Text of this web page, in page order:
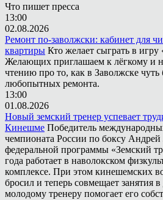
Что пишет пресса
13:00
02.08.2026
Ремонт по-заволжски: кабинет для
квартиры Кто желает сыграть в игру
Желающих приглашаем к лёгкому и
чтению про то, как в Заволжске чуть
любопытных ремонта.
13:00
01.08.2026
Новый земский тренер успевает
Кинешме Победитель
чемпионата России по боксу Андрей
федеральной программы «Земский
года работает в наволокском
комплексе. При этом кинешемских
бросил и теперь совмещает занятия
молодому тренеру помогает его